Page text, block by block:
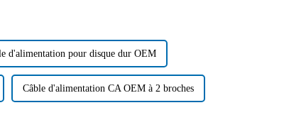
d'alimentation pour disque dur OEM
Câble d'alimentation CA OEM à 2 broches